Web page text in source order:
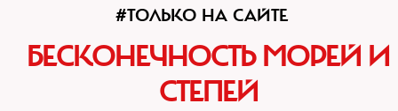
#ТОЛЬКО НА САЙТЕ
БЕСКОНЕЧНОСТЬ МОРЕЙ И
СТЕПЕЙ